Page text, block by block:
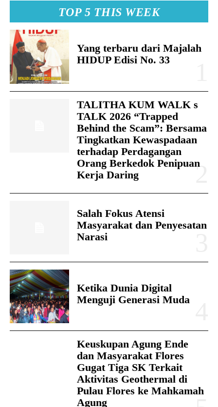
TOP 5 THIS WEEK
Yang terbaru dari Majalah
HIDUP Edisi No. 33
TALITHA KUM WALK s
TALK 2026 “Trapped
Behind the Scam”: Bersama
Tingkatkan Kewaspadaan
terhadap Perdagangan
Orang Berkedok Penipuan
Kerja Daring
Salah Fokus Atensi
Masyarakat dan Penyesatan
Narasi
Ketika Dunia Digital
Menguji Generasi Muda
Keuskupan Agung Ende
dan Masyarakat Flores
Gugat Tiga SK Terkait
Aktivitas Geothermal di
Pulau Flores ke Mahkamah
Agung